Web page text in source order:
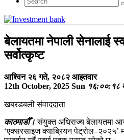
बेलायतमा नेपाली सेनालाई
सर्वोत्कृष्ट
आश्विन २६ गते, २०८२ आइतवार
12th October, 2025 Sun १६:००:१८
खबरडबली संवाददाता
काठमाडौँ।संयुक्त अधिराज्य बेलायतमा
‘एक्सरसाइज क्याब्रियन पेट्रोल–२०२५’